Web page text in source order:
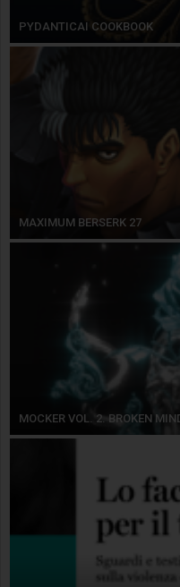
PYDANTICAI COOKBOOK
MAXIMUM BERSERK 27
MOCKER VOL. 2. BROKEN